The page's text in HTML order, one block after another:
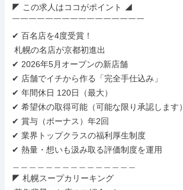
◤ この求人はココがポイント ◢
￣￣￣￣￣￣￣￣￣￣￣￣￣￣￣￣
✔ 百名店を4度受賞！
✔ 2026年5月オープンの新店舗
✔ 店舗でイチから作る「完全手仕込み」
✔ 年間休日 120日（最大）
✔ 希望休の取得可能（可能な限り承認します）
✔ 賞与（ボーナス）年2回
✔ 業界トップクラスの福利厚生制度
✔ 熱量・想いも汲み取る評価制度を運用
◤ 札幌スープカリーキング